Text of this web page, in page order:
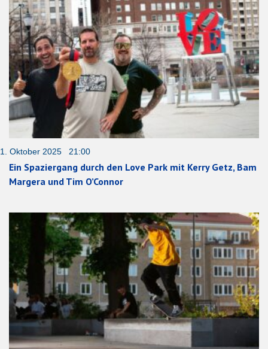
1. Oktober 2025 21:00
Ein Spaziergang durch den Love Park mit Kerry Getz, Bam
Margera und Tim O’Connor